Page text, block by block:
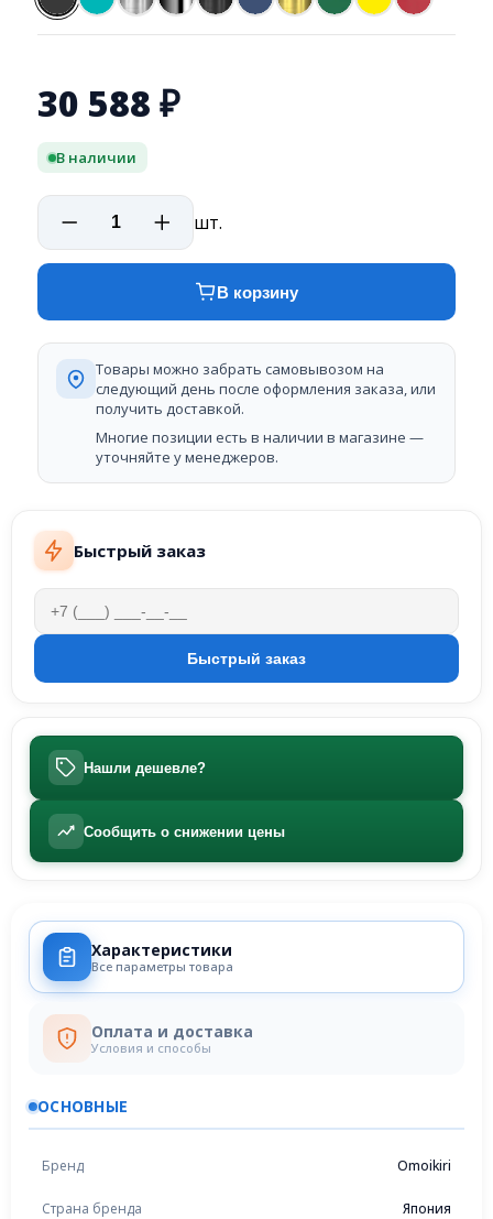
Быстрый заказ
Нашли дешевле?
Сообщить о снижении цены
30 588 ₽
В наличии
шт.
В корзину
Товары можно забрать самовывозом на
следующий день после оформления заказа, или
получить доставкой.
Многие позиции есть в наличии в магазине —
уточняйте у менеджеров.
Характеристики
Все параметры товара
Оплата и доставка
Условия и способы
ОСНОВНЫЕ
Бренд Omoikiri
Страна бренда Япония